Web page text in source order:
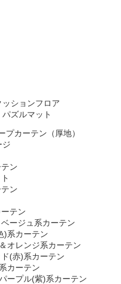
ションフロア
ズルマット
プカーテン（厚地）
ジ
ン
ン
テン
ージュ系カーテン
)系カーテン
オレンジ系カーテン
(赤)系カーテン
カーテン
ープル(紫)系カーテン